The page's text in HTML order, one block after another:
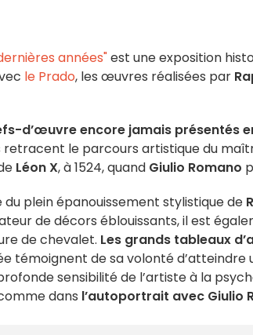
années"est une exposition
le Prado, les œuvres réalisées par
d’œuvre encore jamais présentés
le parcours artistique du
Léon X, à 1524, quand Giulio Romano
plein épanouissement stylistique de
de décors éblouissants, il est
de chevalet. Les grands tableaux
témoignent de sa volonté
sensibilité de l’artiste à la
dans l’autoportrait avec Giulio